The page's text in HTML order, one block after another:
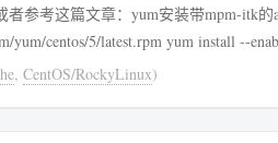
文章：yum安装带mpm-itk的apache。 第O步：停
, CentOS/RockyLinux)